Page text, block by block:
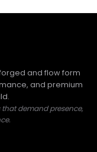
and flow form
and premium
demand presence,